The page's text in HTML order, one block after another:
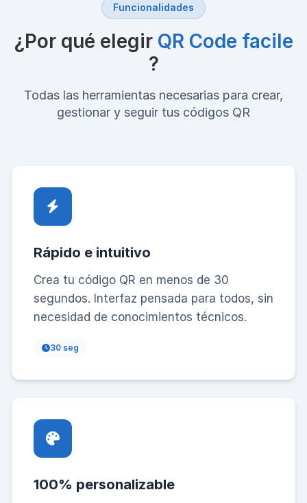
Funcionalidades
¿Por qué elegir QR Code facile
?
Todas las herramientas necesarias para crear,
gestionar y seguir tus códigos QR
Rápido e intuitivo
Crea tu código QR en menos de 30
segundos. Interfaz pensada para todos, sin
necesidad de conocimientos técnicos.
30 seg
100% personalizable